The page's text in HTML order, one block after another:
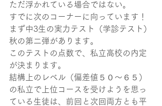
ただ浮かれている場合ではない。
すでに次のコーナーに向っています！
まず中3生の実力テスト（学診テスト）
秋の第二弾があります。
このテストの点数で、私立高校の内定
が決まります。
結構上のレベル（偏差値５０～６５）
の私立で上位コースを受けようを思っ
ている生徒は、前回と次回両方とも平